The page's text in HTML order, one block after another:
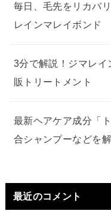
毎日、毛先をリ
レインマレイボンド
3分で解説！ジマレ
販トリートメント
最新ヘアケア成分「
合シャンプーなどを解
最近のコメント